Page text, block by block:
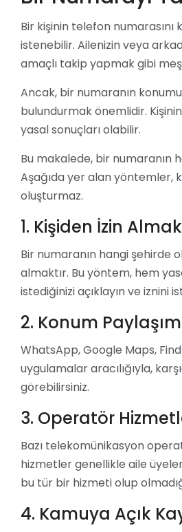
Bir kişinin telefon
istenebilir. Ailenizin veya
amaçlı takip yapmak gibi
Ancak, bir numaranın
bulundurmak önemlidir.
yasal sonuçları olabilir.
Bu makalede, bir numaranın
Aşağıda yer alan yöntemler,
oluşturmaz.
1. Kişiden İzin Almak
Bir numaranın hangi şehirde
almaktır. Bu yöntem, hem
istediğinizi açıklayın ve iznini
2. Konum
WhatsApp, Google Maps,
uygulamalar aracılığıyla,
görebilirsiniz.
3. Operatör
Bazı telekomünikasyon
hizmetler genellikle aile
bu tür bir hizmeti olup
4. Kamuya Açık